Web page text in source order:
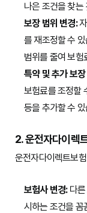
나은 조건을 찾는
보장 범위 변경:
를 재조정할 수
범위를 줄여 보험
특약 및 추가 보
보험료를 조정할
등을 추가할 수
2. 운전자다이렉
운전자다이렉트보
보험사 변경:다른
시하는 조건을 꼼